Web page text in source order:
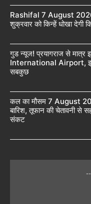
Rashifal 7 August 2026:
शुक्रवार को किन्हें धोखा देगी
गुड न्यूज! प्रयागराज से
International Airport,
सबकुछ
कल का मौसम 7 August
बारिश, तूफान की चेतावनी से
संकट